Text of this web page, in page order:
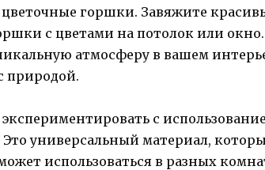
горшки. Завяжите
с цветами на потолок или
атмосферу в вашем
природой.
экспериментировать с
Это универсальный материал,
использоваться в разных